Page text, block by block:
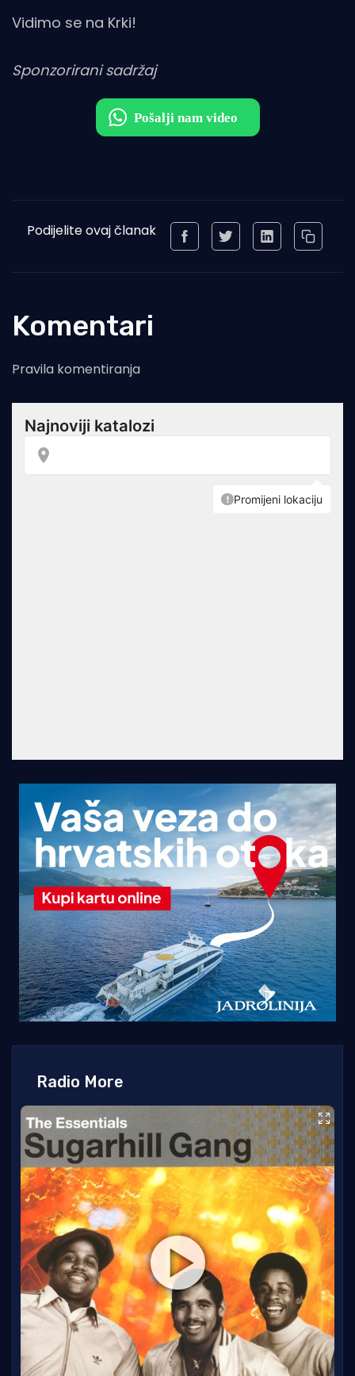
Vidimo se na Krki!
Sponzorirani sadržaj
Podijelite ovaj članak
Komentari
Pravila komentiranja
Radio More